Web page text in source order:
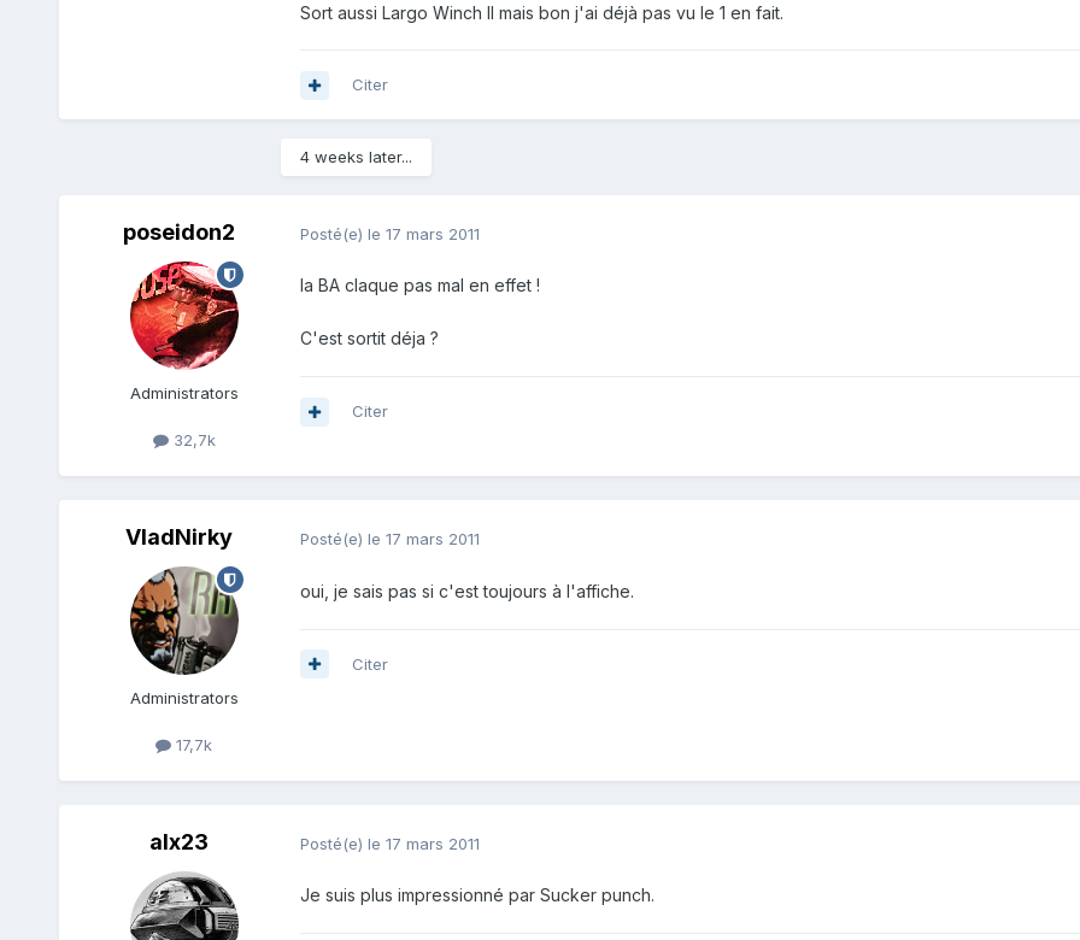
Sort aussi Largo Winch II mais bon j'ai déjà pas vu le 1 en fait.
Citer
4 weeks later...
poseidon2
Administrators
32,7k
Posté(e) le 17 mars 2011
la BA claque pas mal en effet !
C'est sortit déja ?
Citer
VladNirky
Administrators
17,7k
Posté(e) le 17 mars 2011
oui, je sais pas si c'est toujours à l'affiche.
Citer
alx23 Posté(e) le 17 mars 2011
Je suis plus impressionné par Sucker punch.